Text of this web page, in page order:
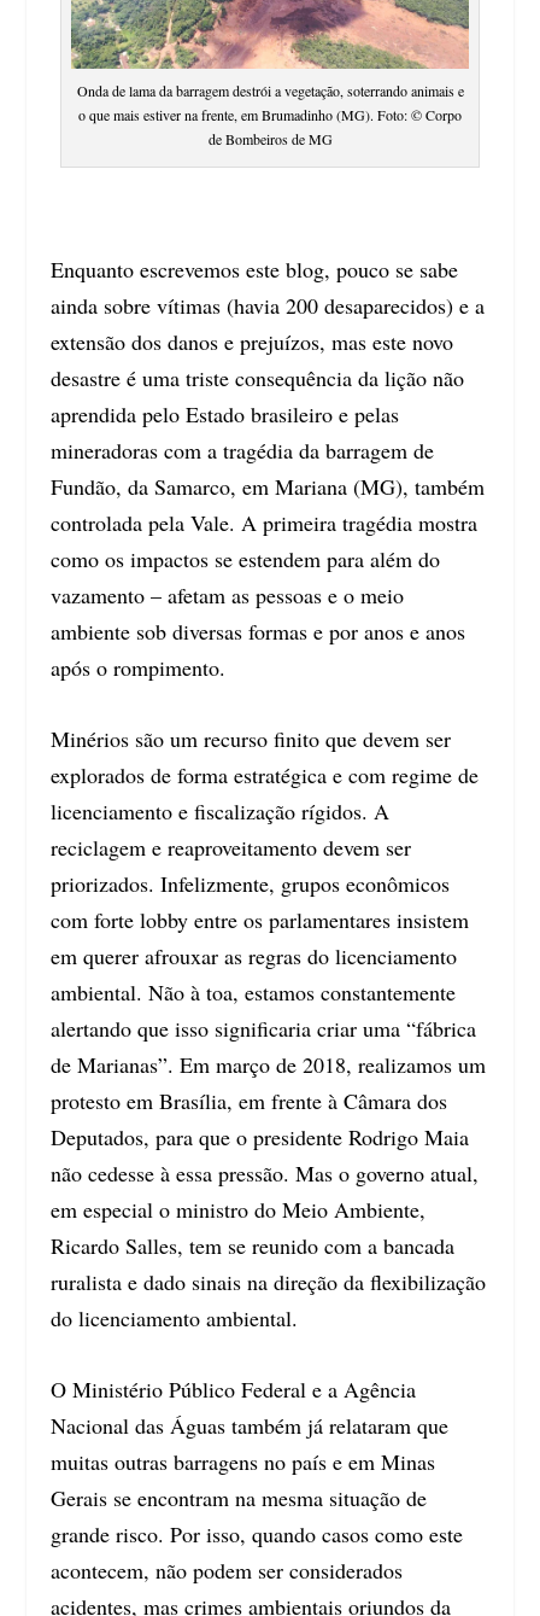
Onda de lama da barragem destrói a vegetação, soterrando animais e
o que mais estiver na frente, em Brumadinho (MG). Foto: © Corpo
de Bombeiros de MG
Enquanto escrevemos este blog, pouco se sabe
ainda sobre vítimas (havia 200 desaparecidos) e a
extensão dos danos e prejuízos, mas este novo
desastre é uma triste consequência da lição não
aprendida pelo Estado brasileiro e pelas
mineradoras com a tragédia da barragem de
Fundão, da Samarco, em Mariana (MG), também
controlada pela Vale. A primeira tragédia mostra
como os impactos se estendem para além do
vazamento – afetam as pessoas e o meio
ambiente sob diversas formas e por anos e anos
após o rompimento.
Minérios são um recurso finito que devem ser
explorados de forma estratégica e com regime de
licenciamento e fiscalização rígidos. A
reciclagem e reaproveitamento devem ser
priorizados. Infelizmente, grupos econômicos
com forte lobby entre os parlamentares insistem
em querer afrouxar as regras do licenciamento
ambiental. Não à toa, estamos constantemente
alertando que isso significaria criar uma “fábrica
de Marianas”. Em março de 2018, realizamos um
protesto em Brasília, em frente à Câmara dos
Deputados, para que o presidente Rodrigo Maia
não cedesse à essa pressão. Mas o governo atual,
em especial o ministro do Meio Ambiente,
Ricardo Salles, tem se reunido com a bancada
ruralista e dado sinais na direção da flexibilização
do licenciamento ambiental.
O Ministério Público Federal e a Agência
Nacional das Águas também já relataram que
muitas outras barragens no país e em Minas
Gerais se encontram na mesma situação de
grande risco. Por isso, quando casos como este
acontecem, não podem ser considerados
acidentes, mas crimes ambientais oriundos da